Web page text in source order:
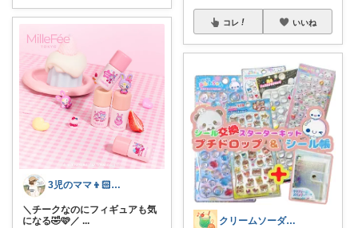
3児のママ👦🏻👦🏻👧🏻
＼チークなのにフィギュアも気
になる🤣🩷／ ...
コレ いいね
クリームソーダ♫昭和平成レトロ好き母